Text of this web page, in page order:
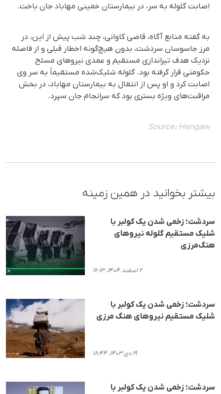
اصابت گلوله به سر، در بیمارستان خمینی مهاباد جان باخت.
به گفته منابع آگاه، قاضی کاوانی، چند شب پیش از این، در
مرز جاسوسان سردشت، بدون هیچ‌گونه اخطار قبلی و از فاصله
نزدیک هدف تیراندازی مستقیم و عمدی نیروهای مسلح
حکومتی قرار گرفته بود. گلوله شلیک‌شده مستقیماً به سر وی
اصابت کرد و او پس از انتقال به بیمارستان مهاباد، در بخش
مراقبت‌های ویژه بستری بود که سرانجام جان سپرد.
Source: Hengaw
بیشتر بخوانید در همین زمینه
سردشت؛ زخمی شدن یک کولبر با
شلیک مستقیم گلوله نیروهای
هنگ‌مرزی
۲ اسفند ۱۴۰۴، ۱۶:۱۳
سردشت؛ زخمی شدن یک کولبر با
شلیک مستقیم نیروهای هنگ مرزی
۱۹ دی ۱۴۰۳، ۱۸:۴۴
سردشت؛ زخمی شدن یک کولبر با